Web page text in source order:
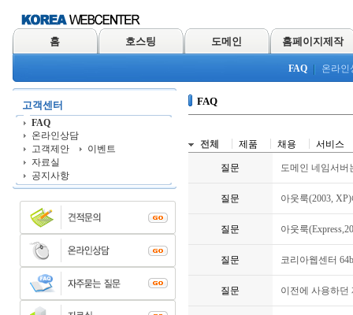
홈 호스팅 도메인 홈페이지제작
FAQ 온라인
고객센터
FAQ
온라인상담
고객제안
이벤트
자료실
공지사항
FAQ
전체 제품 채용 서비스
질문 도메인 네임서버
질문 아웃룩(2003,
질문 아웃룩
질문 코리아웹센터
질문 이전에 사용하던